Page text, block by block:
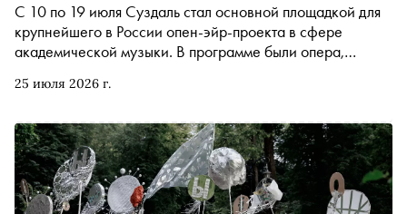
25 июля 2026 г.
С 10 по 19 июля Суздаль стал основной площадкой для
крупнейшего в России опен-эйр-проекта в сфере
академической музыки. В программе были опера,
с участием солистов Большого и Мариинского театров и
было